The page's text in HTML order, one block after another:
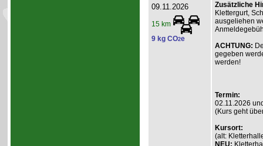
09.11.2026
15 km
9 kg CO2e
Zusätzliche
Klettergurt,
ausgeliehen
ACHTUNG:
gegeben
werden!
Termin:
02.11.2026
(Kurs geht
Kursort:
(alt:
NEU: